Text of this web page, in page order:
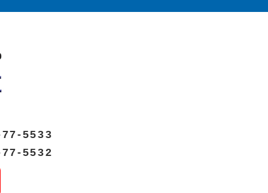
5533
5532